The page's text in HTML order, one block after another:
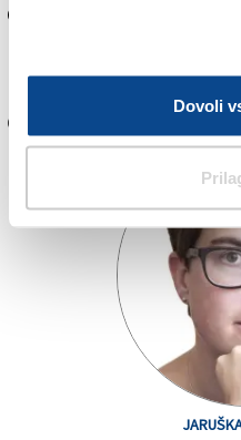
Dovoli
Giulijeve besede prišle
karabinjerjev ali pa so
njihovimi pristojnostmi ni
Če želite komentirati,